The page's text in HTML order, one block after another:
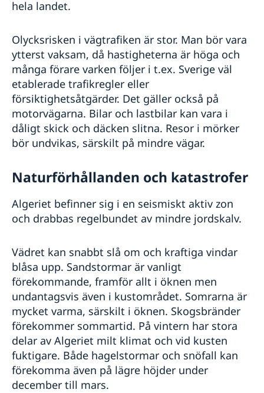
hela landet.
Olycksrisken i vägtrafiken är stor. Man bör vara
ytterst vaksam, då hastigheterna är höga och
många förare varken följer i t.ex. Sverige väl
etablerade trafikregler eller
försiktighetsåtgärder. Det gäller också på
motorvägarna. Bilar och lastbilar kan vara i
dåligt skick och däcken slitna. Resor i mörker
bör undvikas, särskilt på mindre vägar.
Naturförhållanden och katastrofer
Algeriet befinner sig i en seismiskt aktiv zon
och drabbas regelbundet av mindre jordskalv.
Vädret kan snabbt slå om och kraftiga vindar
blåsa upp. Sandstormar är vanligt
förekommande, framför allt i öknen men
undantagsvis även i kustområdet. Somrarna är
mycket varma, särskilt i öknen. Skogsbränder
förekommer sommartid. På vintern har stora
delar av Algeriet milt klimat och vid kusten
fuktigare. Både hagelstormar och snöfall kan
förekomma även på lägre höjder under
december till mars.